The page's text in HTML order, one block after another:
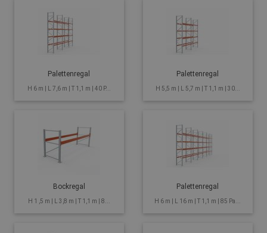
Palettenregal
H 6 m | L 7,6 m | T 1,1 m | 40 P...
Palettenregal
H 5,5 m | L 5,7 m | T 1,1 m | 30...
Bockregal
H 1 ,5 m | L 3,8 m | T 1,1 m | 8...
Palettenregal
H 6 m | L 16 m | T 1,1 m | 85 Pa...